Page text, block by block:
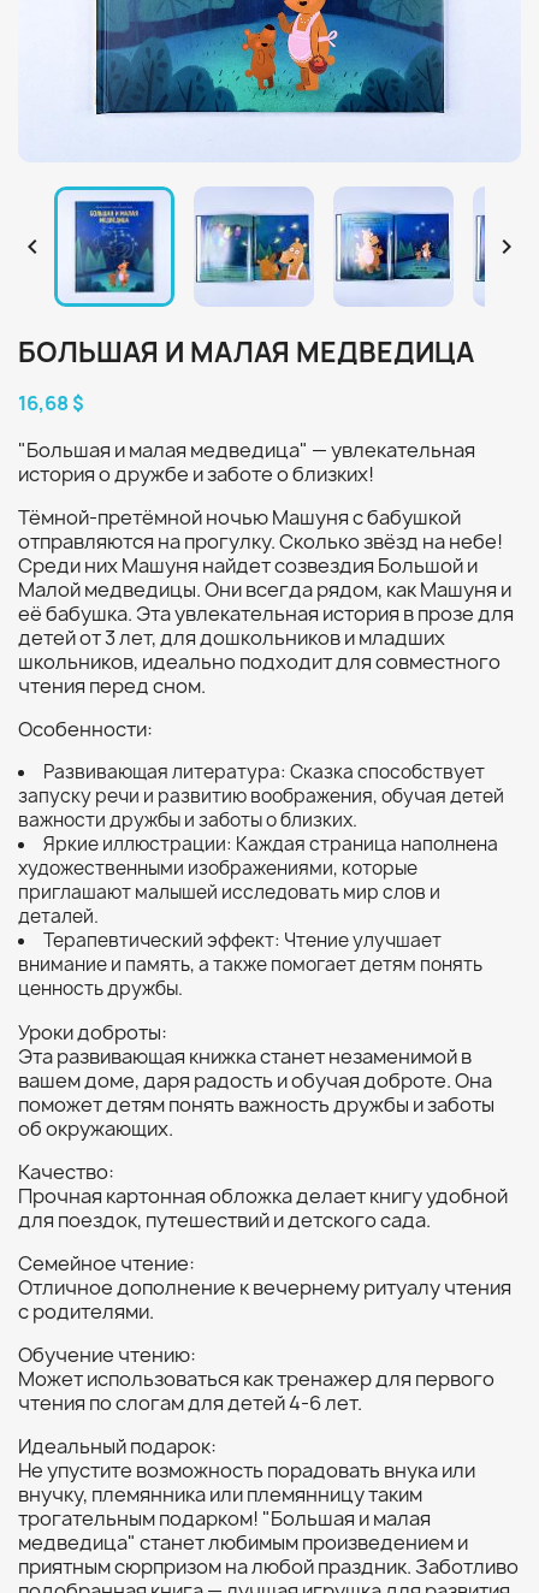
 
БОЛЬШАЯ И МАЛАЯ МЕДВЕДИЦА
16,68 $
"Большая и малая медведица" — увлекательная
история о дружбе и заботе о близких!
Тёмной-претёмной ночью Машуня с бабушкой
отправляются на прогулку. Сколько звёзд на небе!
Среди них Машуня найдет созвездия Большой и
Малой медведицы. Они всегда рядом, как Машуня и
её бабушка. Эта увлекательная история в прозе для
детей от 3 лет, для дошкольников и младших
школьников, идеально подходит для совместного
чтения перед сном.
Особенности:
Развивающая литература: Сказка способствует
запуску речи и развитию воображения, обучая детей
важности дружбы и заботы о близких.
Яркие иллюстрации: Каждая страница наполнена
художественными изображениями, которые
приглашают малышей исследовать мир слов и
деталей.
Терапевтический эффект: Чтение улучшает
внимание и память, а также помогает детям понять
ценность дружбы.
Уроки доброты:
Эта развивающая книжка станет незаменимой в
вашем доме, даря радость и обучая доброте. Она
поможет детям понять важность дружбы и заботы
об окружающих.
Качество:
Прочная картонная обложка делает книгу удобной
для поездок, путешествий и детского сада.
Семейное чтение:
Отличное дополнение к вечернему ритуалу чтения
с родителями.
Обучение чтению:
Может использоваться как тренажер для первого
чтения по слогам для детей 4-6 лет.
Идеальный подарок:
Не упустите возможность порадовать внука или
внучку, племянника или племянницу таким
трогательным подарком! "Большая и малая
медведица" станет любимым произведением и
приятным сюрпризом на любой праздник. Заботливо